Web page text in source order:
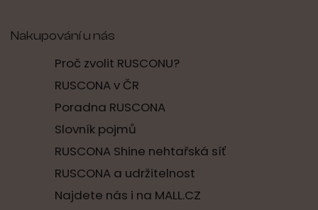
Nakupování u nás
Proč zvolit RUSCONU?
RUSCONA v ČR
Poradna RUSCONA
Slovník pojmů
RUSCONA Shine nehtařská síť
RUSCONA a udržitelnost
Najdete nás i na MALL.CZ